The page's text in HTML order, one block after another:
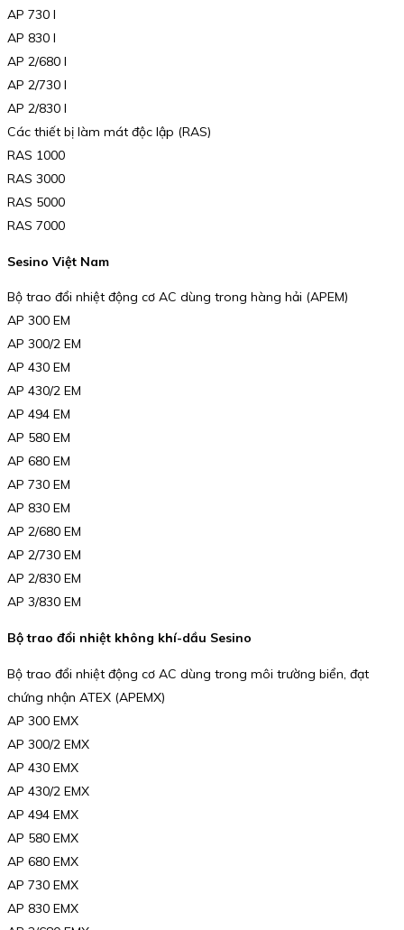
AP 730 I
AP 830 I
AP 2/680 I
AP 2/730 I
AP 2/830 I
Các thiết bị làm mát độc lập (RAS)
RAS 1000
RAS 3000
RAS 5000
RAS 7000
Sesino Việt Nam
Bộ trao đổi nhiệt động cơ AC dùng trong hàng hải (APEM)
AP 300 EM
AP 300/2 EM
AP 430 EM
AP 430/2 EM
AP 494 EM
AP 580 EM
AP 680 EM
AP 730 EM
AP 830 EM
AP 2/680 EM
AP 2/730 EM
AP 2/830 EM
AP 3/830 EM
Bộ trao đổi nhiệt không khí-dầu Sesino
Bộ trao đổi nhiệt động cơ AC dùng trong môi trường biển, đạt
chứng nhận ATEX (APEMX)
AP 300 EMX
AP 300/2 EMX
AP 430 EMX
AP 430/2 EMX
AP 494 EMX
AP 580 EMX
AP 680 EMX
AP 730 EMX
AP 830 EMX